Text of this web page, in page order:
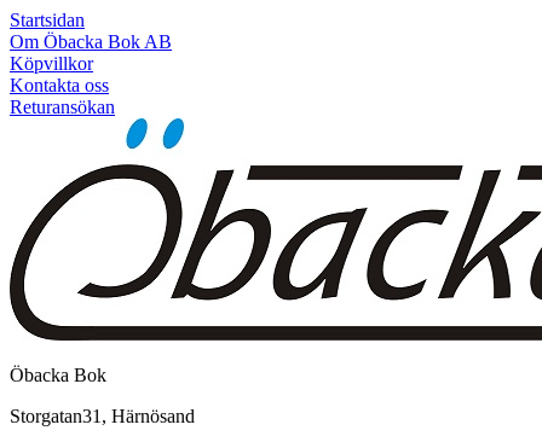
Startsidan
Om Öbacka Bok AB
Köpvillkor
Kontakta oss
Returansökan
Öbacka Bok
Storgatan31, Härnösand